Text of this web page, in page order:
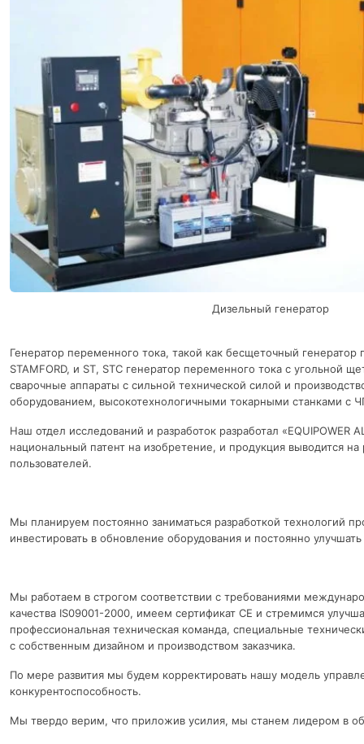
Дизельный генератор
Генератор переменного тока, такой как бесщеточный
STAMFORD, и ST, STC генератор переменного тока с угольной
сварочные аппараты с сильной технической силой и
оборудованием, высокотехнологичными токарными станками с
Наш отдел исследований и разработок разработал «EQUIPOWER
национальный патент на изобретение, и продукция выводится
пользователей.
Мы планируем постоянно заниматься разработкой технологий
инвестировать в обновление оборудования и постоянно
Мы работаем в строгом соответствии с требованиями
качества IS09001-2000, имеем сертификат CE и стремимся
профессиональная техническая команда, специальные
с собственным дизайном и производством заказчика.
По мере развития мы будем корректировать нашу модель
конкурентоспособность.
Мы твердо верим, что приложив усилия, мы станем лидером в